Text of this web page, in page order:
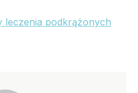
leczenia podkrążonych